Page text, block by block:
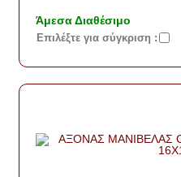
Άμεσα Διαθέσιμο
Eπιλέξτε για σύγκριση :